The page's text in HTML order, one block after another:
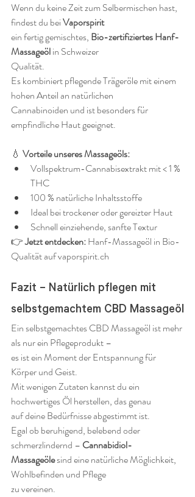
Wenn du keine Zeit zum Selbermischen hast,
findest du bei Vaporspirit
ein fertig gemischtes, Bio-zertifiziertes Hanf-
Massageöl in Schweizer
Qualität.
Es kombiniert pflegende Trägeröle mit einem
hohen Anteil an natürlichen
Cannabinoiden und ist besonders für
empfindliche Haut geeignet.
💧 Vorteile unseres Massageöls:
Vollspektrum-Cannabisextrakt mit < 1 %
THC
100 % natürliche Inhaltsstoffe
Ideal bei trockener oder gereizter Haut
Schnell einziehende, sanfte Textur
👉 Jetzt entdecken: Hanf-Massageöl in Bio-
Qualität auf vaporspirit.ch
Fazit – Natürlich pflegen mit
selbstgemachtem CBD Massageöl
Ein selbstgemachtes CBD Massageöl ist mehr
als nur ein Pflegeprodukt –
es ist ein Moment der Entspannung für
Körper und Geist.
Mit wenigen Zutaten kannst du ein
hochwertiges Öl herstellen, das genau
auf deine Bedürfnisse abgestimmt ist.
Egal ob beruhigend, belebend oder
schmerzlindernd – Cannabidiol-
Massageöle sind eine natürliche Möglichkeit,
Wohlbefinden und Pflege
zu vereinen.